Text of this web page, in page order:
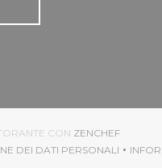
CON ZENCHEF((APRE
DEI DATI PERSONALI
((APRE UNA NUOVA FINESTRA))